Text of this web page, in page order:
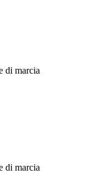
di marcia
di marcia